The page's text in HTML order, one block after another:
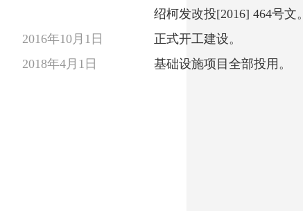
绍柯发改投[2016] 464号文。
2016年10月1日
正式开工建设。
2018年4月1日
基础设施项目全部投用。